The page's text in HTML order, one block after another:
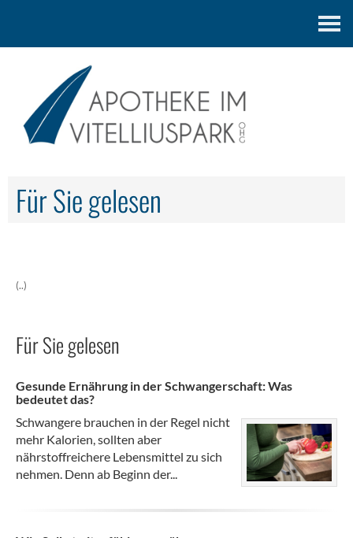
Für Sie gelesen
(..)
Für Sie gelesen
Gesunde Ernährung in der Schwangerschaft: Was
bedeutet das?
Schwangere brauchen in der Regel nicht
mehr Kalorien, sollten aber
nährstoffreichere Lebensmittel zu sich
nehmen. Denn ab Beginn der...